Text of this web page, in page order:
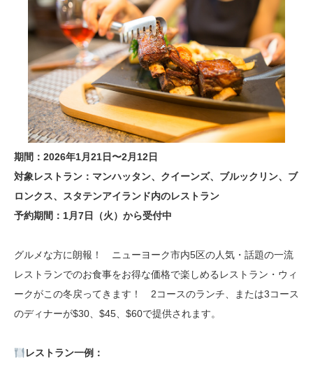
期間：2026年1月21日〜2月12日
対象レストラン：マンハッタン、クイーンズ、ブルックリン、ブ
ロンクス、スタテンアイランド内のレストラン
予約期間：1月7日（火）から受付中
グルメな方に朗報！ ニューヨーク市内5区の人気・話題の一流
レストランでのお食事をお得な価格で楽しめるレストラン・ウィ
ークがこの冬戻ってきます！ 2コースのランチ、または3コース
のディナーが$30、$45、$60で提供されます。
レストラン一例：